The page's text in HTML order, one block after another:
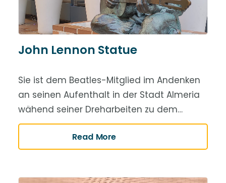
John Lennon Statue
Sie ist dem Beatles-Mitglied im Andenken
an seinen Aufenthalt in der Stadt Almeria
wähend seiner Dreharbeiten zu dem…
Read More